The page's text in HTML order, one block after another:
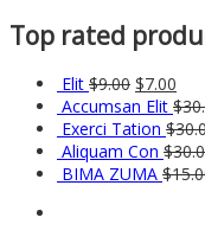
Top rated
Elit $9.00 $7.00
Accumsan Elit $
Exerci Tation $
Aliquam Con $
BIMA ZUMA $